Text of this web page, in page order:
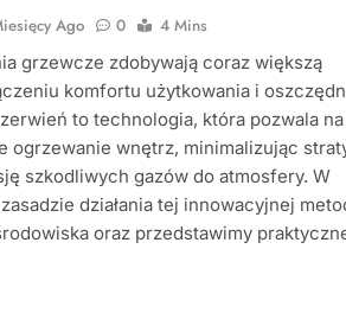
Ago 0
4 Mins
grzewcze zdobywają coraz większą
komfortu użytkowania i
to technologia, która pozwala na
ogrzewanie wnętrz, minimalizując
szkodliwych gazów do atmosfery. W
działania tej innowacyjnej
oraz przedstawimy